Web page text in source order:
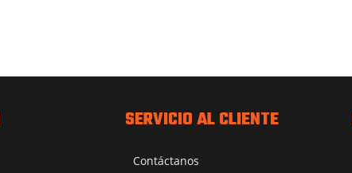
SERVICIO AL CLIENTE
Contáctanos